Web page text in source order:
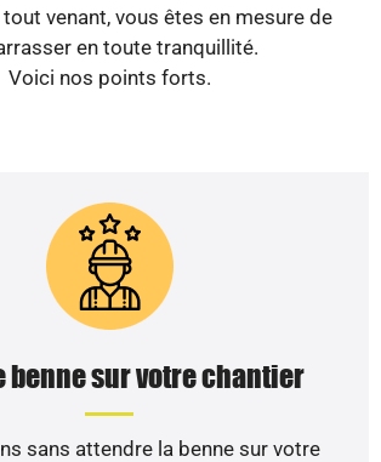
venant, vous êtes en mesure de
en toute tranquillité.
Voici nos points forts.
benne sur votre chantier
sans attendre la benne sur votre